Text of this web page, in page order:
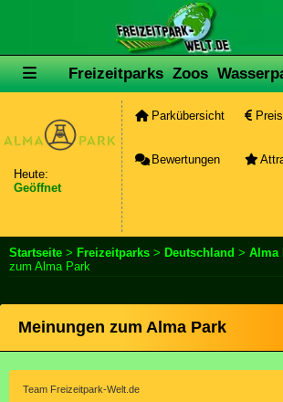
Freizeitparks Zoos
Heute:
Geöffnet
Parkübersicht
Bewertungen
Startseite > Freizeitparks > Deutschland > Alma
zum Alma Park
Meinungen zum Alma Park
Team Freizeitpark-Welt.de